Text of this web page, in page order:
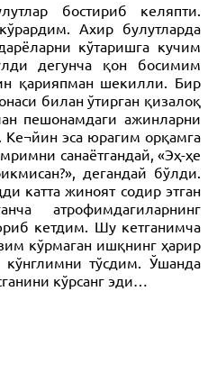
бостириб келяпти.
Ахир булутларда
кўтаришга кучим
дегунча қон босимим
қарияпман шекилли. Бир
билан ўтирган қизалоқ
пешонамдаги ажинларни
эса юрагим орқамга
санаётгандай, «Эҳ-ҳе
дегандай бўлди.
катта жиноят содир этган
атрофимдагиларнинг
кетдим. Шу кетганимча
кўрмаган ишқнинг ҳарир
тўсдим. Ўшанда
кўрсанг эди…